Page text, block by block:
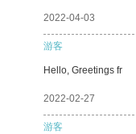
2022-04-03
游客
Hello, Greetings fr
2022-02-27
游客